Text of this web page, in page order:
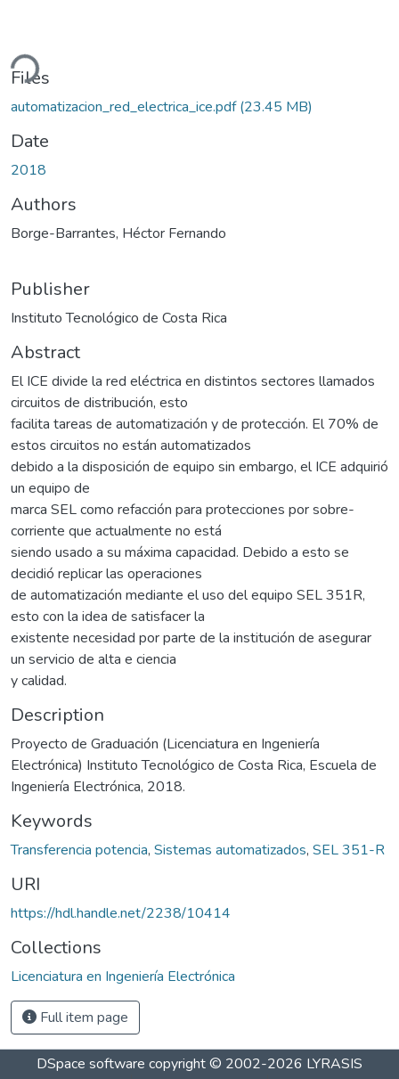
Files
automatizacion_red_electrica_ice.pdf(23.45 MB)
Date
2018
Authors
Borge-Barrantes, Héctor Fernando
Publisher
Instituto Tecnológico de Costa Rica
Abstract
El ICE divide la red eléctrica en distintos sectores llamados
circuitos de distribución, esto
facilita tareas de automatización y de protección. El 70% de
estos circuitos no están automatizados
debido a la disposición de equipo sin embargo, el ICE adquirió
un equipo de
marca SEL como refacción para protecciones por sobre-
corriente que actualmente no está
siendo usado a su máxima capacidad. Debido a esto se
decidió replicar las operaciones
de automatización mediante el uso del equipo SEL 351R,
esto con la idea de satisfacer la
existente necesidad por parte de la institución de asegurar
un servicio de alta e ciencia
y calidad.
Description
Proyecto de Graduación (Licenciatura en Ingeniería
Electrónica) Instituto Tecnológico de Costa Rica, Escuela de
Ingeniería Electrónica, 2018.
Keywords
Transferencia potencia, Sistemas automatizados, SEL 351-R
URI
https://hdl.handle.net/2238/10414
Collections
Licenciatura en Ingeniería Electrónica
Full item page
DSpace software copyright © 2002-2026 LYRASIS